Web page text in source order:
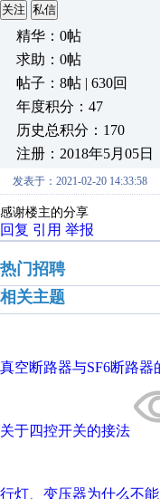
关注 私信
精华：0帖
求助：0帖
帖子：8帖 | 630回
年度积分：47
历史总积分：170
注册：2018年5月05日
发表于：2021-02-20 14:33:58
感谢楼主的分享
回复 引用 举报
热门招聘
相关主题
真空断路器与SF6断路器
关于四控开关的接法
行灯、变压器为什么不